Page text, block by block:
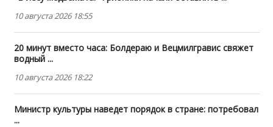
10 августа 2026 18:55
20 минут вместо часа: Болдераю и Вецмилгравис свяжет
водный ...
10 августа 2026 18:22
Министр культуры наведет порядок в стране: потребовал
...